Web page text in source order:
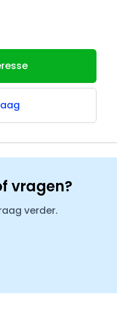
vragen?
verder.